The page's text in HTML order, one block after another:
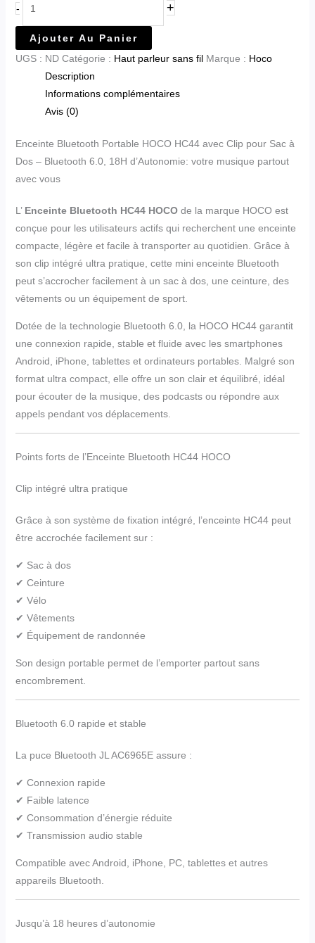
- +
Ajouter Au Panier
UGS : ND Catégorie : Haut parleur sans fil Marque : Hoco
Description
Informations complémentaires
Avis (0)
Enceinte Bluetooth Portable HOCO HC44 avec Clip pour Sac à
Dos – Bluetooth 6.0, 18H d’Autonomie: votre musique partout
avec vous
L’ Enceinte Bluetooth HC44 HOCOde la marque HOCO est
conçue pour les utilisateurs actifs qui recherchent une enceinte
compacte, légère et facile à transporter au quotidien. Grâce à
son clip intégré ultra pratique, cette mini enceinte Bluetooth
peut s’accrocher facilement à un sac à dos, une ceinture, des
vêtements ou un équipement de sport.
Dotée de la technologie Bluetooth 6.0, la HOCO HC44 garantit
une connexion rapide, stable et fluide avec les smartphones
Android, iPhone, tablettes et ordinateurs portables. Malgré son
format ultra compact, elle offre un son clair et équilibré, idéal
pour écouter de la musique, des podcasts ou répondre aux
appels pendant vos déplacements.
Points forts de l’Enceinte Bluetooth HC44 HOCO
Clip intégré ultra pratique
Grâce à son système de fixation intégré, l’enceinte HC44 peut
être accrochée facilement sur :
✔ Sac à dos
✔ Ceinture
✔ Vélo
✔ Vêtements
✔ Équipement de randonnée
Son design portable permet de l’emporter partout sans
encombrement.
Bluetooth 6.0 rapide et stable
La puce Bluetooth JL AC6965E assure :
✔ Connexion rapide
✔ Faible latence
✔ Consommation d’énergie réduite
✔ Transmission audio stable
Compatible avec Android, iPhone, PC, tablettes et autres
appareils Bluetooth.
Jusqu’à 18 heures d’autonomie